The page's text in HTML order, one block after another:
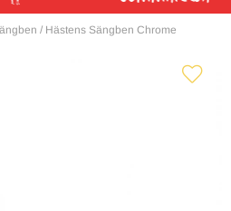
/ Hästens Sängben Chrome